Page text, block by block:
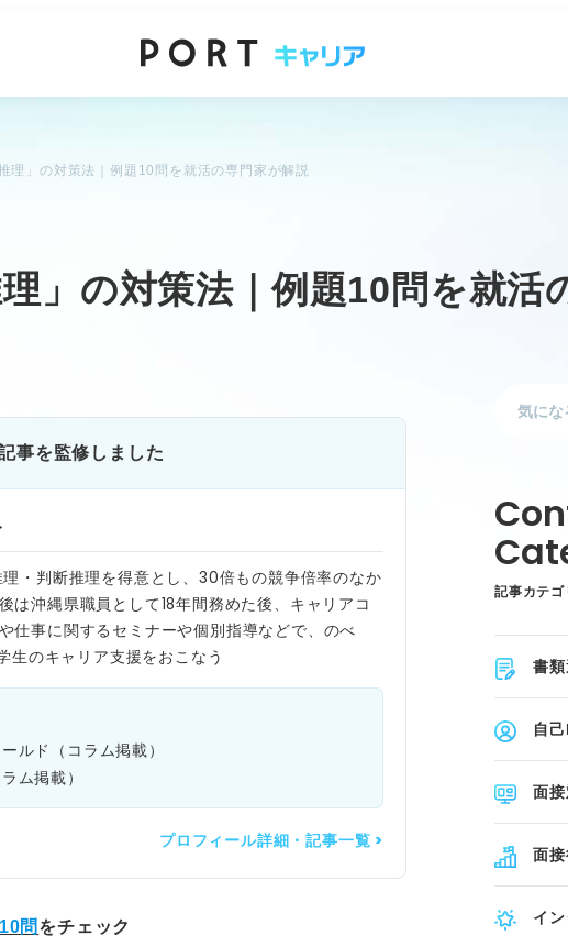
理」の対策法｜例題10問を就活の専門家が解説
」の対策法｜例題10問を就活
事を監修しました
・判断推理を得意とし、30倍もの競争倍率のなか
は沖縄県職員として18年間務めた後、キャリアコ
仕事に関するセミナーや個別指導などで、のべ
のキャリア支援をおこなう
ルド（コラム掲載）
ム掲載）
プロフィール詳細・記事一覧 >
問 をチェック
記事カテゴ
書類
自
面接
面接
イ